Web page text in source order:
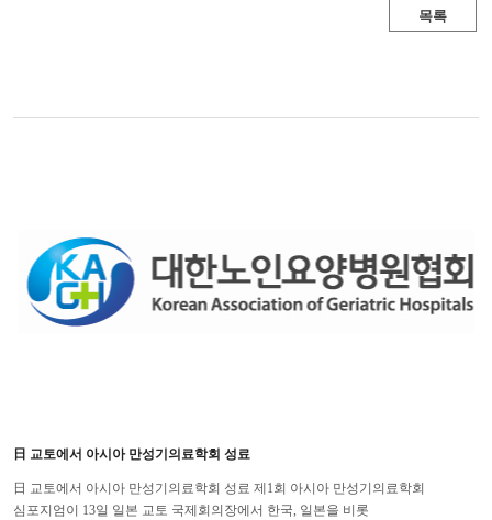
목록
日 교토에서 아시아 만성기의료학회 성료
日 교토에서 아시아 만성기의료학회 성료 제1회 아시아 만성기의료학회
심포지엄이 13일 일본 교토 국제회의장에서 한국, 일본을 비롯